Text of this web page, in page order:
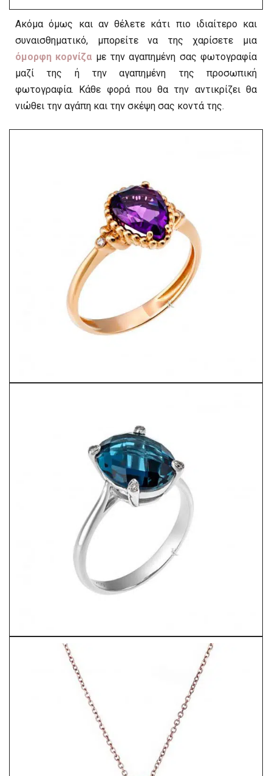
Ακόμα όμως και αν θέλετε κάτι πιο ιδιαίτερο και
συναισθηματικό, μπορείτε να της χαρίσετε μια
όμορφη κορνίζα με την αγαπημένη σας φωτογραφία
μαζί της ή την αγαπημένη της προσωπική
φωτογραφία. Κάθε φορά που θα την αντικρίζει θα
νιώθει την αγάπη και την σκέψη σας κοντά της.